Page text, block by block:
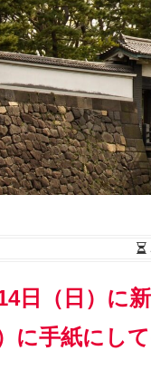
日（日）に
に手紙にして